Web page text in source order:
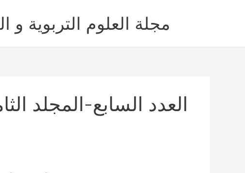
مجلة العلوم التربوية و
العدد السابع-المجلد